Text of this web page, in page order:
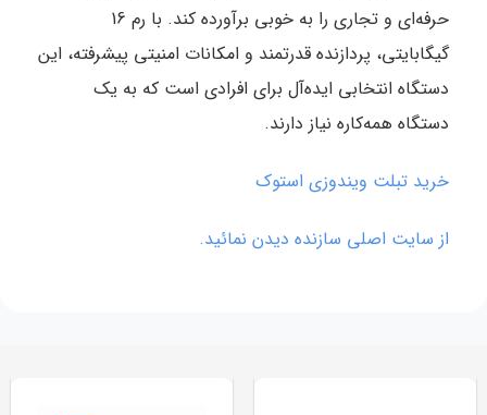
حرفه‌ای و تجاری را به خوبی برآورده کند. با رم 16
گیگابایتی، پردازنده قدرتمند و امکانات امنیتی پیشرفته، این
دستگاه انتخابی ایده‌آل برای افرادی است که به یک
دستگاه همه‌کاره نیاز دارند.
خرید تبلت ویندوزی استوک
از سایت اصلی سازنده دیدن نمائید.